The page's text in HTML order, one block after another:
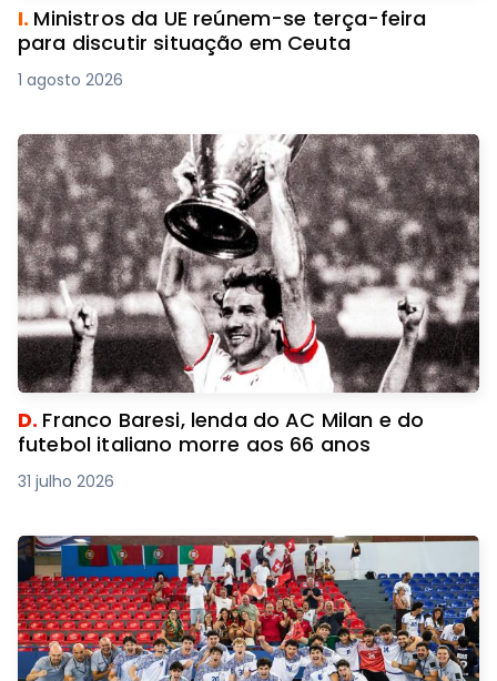
I. Ministros da UE reúnem-se terça-feira
para discutir situação em Ceuta
1 agosto 2026
D. Franco Baresi, lenda do AC Milan e do
futebol italiano morre aos 66 anos
31 julho 2026